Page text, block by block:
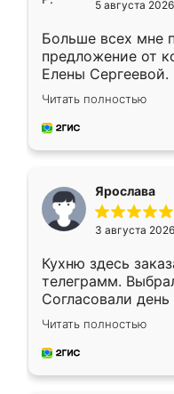
5 августа 2026
Больше всех мне
предложение от
Елены
короткие сроки
для замера
предложил по
Читать полностью
Ярослава
3 августа 2026
Кухню здесь
телеграмм.
Согласовали
недели кухня
довольны
мебель за
Читать полностью